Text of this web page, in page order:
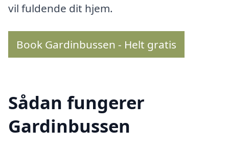
vil fuldende dit hjem.
Book Gardinbussen - Helt gratis
Sådan fungerer
Gardinbussen